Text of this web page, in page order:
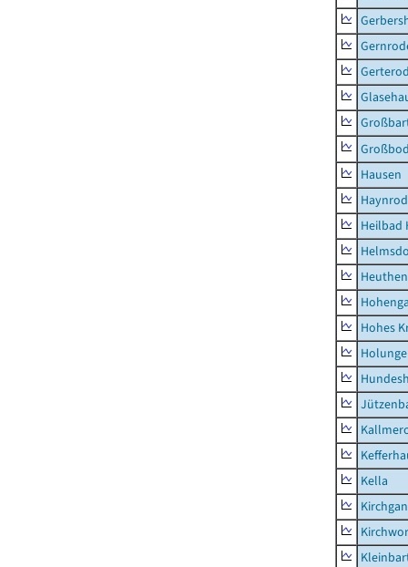
Hausen
Heilbad
Heuthen
Hohes
Kella